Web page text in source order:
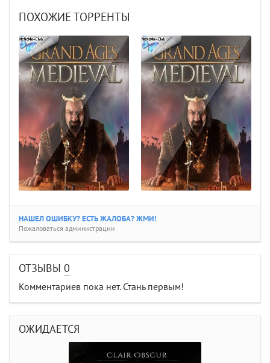
ПОХОЖИЕ ТОРРЕНТЫ
НАШЕЛ ОШИБКУ? ЕСТЬ ЖАЛОБА? ЖМИ!
Пожаловаться администрации
ОТЗЫВЫ 0
Комментариев пока нет. Стань первым!
ОЖИДАЕТСЯ